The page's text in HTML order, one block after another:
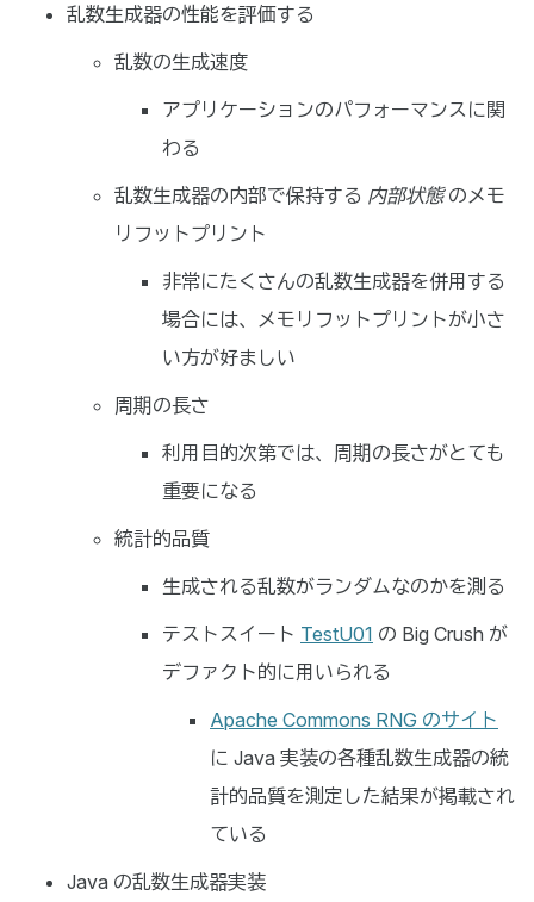
乱数生成器の性能を評価する
乱数の生成速度
アプリケーションのパフォーマンスに関
わる
乱数生成器の内部で保持する 内部状態のメモ
リフットプリント
非常にたくさんの乱数生成器を併用する
場合には、メモリフットプリントが小さ
い方が好ましい
周期の長さ
利用目的次第では、周期の長さがとても
重要になる
統計的品質
生成される乱数がランダムなのかを測る
テストスイート TestU01 の Big Crush が
デファクト的に用いられる
Apache Commons RNG のサイト
に Java 実装の各種乱数生成器の統
計的品質を測定した結果が掲載され
ている
Java の乱数生成器実装